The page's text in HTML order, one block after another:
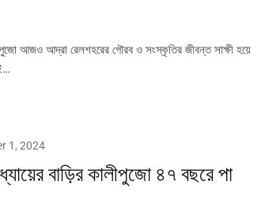
আজও আদ্রা রেলশহরের গৌরব ও সংস্কৃতির জীবন্ত সাক্ষী হয়ে
1, 2024
বাড়ির কালীপুজো ৪৭ বছরে পা